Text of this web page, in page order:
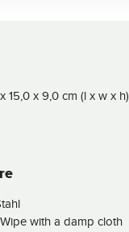
15,0 x 9,0 cm (l x w x h)
Wipe with a damp cloth